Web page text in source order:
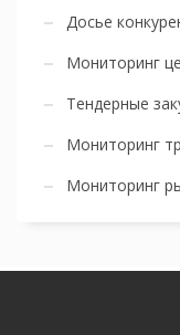
Досье
Мониторинг
Тендерные
Мониторинг
Мониторинг